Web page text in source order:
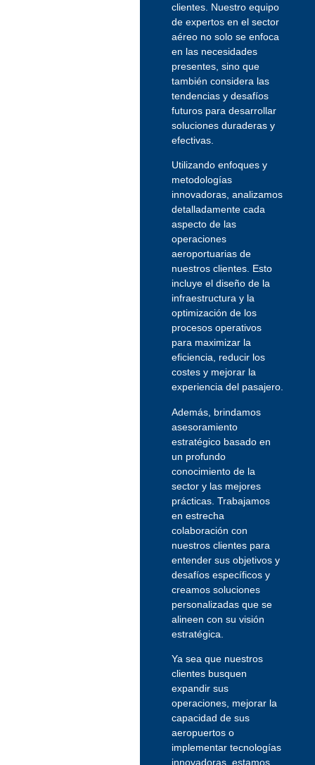
clientes. Nuestro equipo
de expertos en el sector
aéreo no solo se enfoca
en las necesidades
presentes, sino que
también considera las
tendencias y desafíos
futuros para desarrollar
soluciones duraderas y
efectivas.
Utilizando enfoques y
metodologías
innovadoras, analizamos
detalladamente cada
aspecto de las
operaciones
aeroportuarias de
nuestros clientes. Esto
incluye el diseño de la
infraestructura y la
optimización de los
procesos operativos
para maximizar la
eficiencia, reducir los
costes y mejorar la
experiencia del pasajero.
Además, brindamos
asesoramiento
estratégico basado en
un profundo
conocimiento de la
sector y las mejores
prácticas. Trabajamos
en estrecha
colaboración con
nuestros clientes para
entender sus objetivos y
desafíos específicos y
creamos soluciones
personalizadas que se
alineen con su visión
estratégica.
Ya sea que nuestros
clientes busquen
expandir sus
operaciones, mejorar la
capacidad de sus
aeropuertos o
implementar tecnologías
innovadoras, estamos